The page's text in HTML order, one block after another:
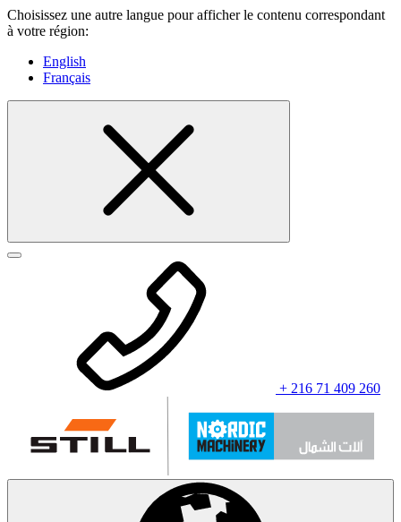
Choisissez une autre langue pour afficher le contenu correspondant
à votre région:
English
Français
+ 216 71 409 260